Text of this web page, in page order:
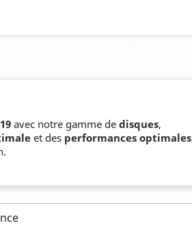
avec notre gamme de disques,
et des performances optimales